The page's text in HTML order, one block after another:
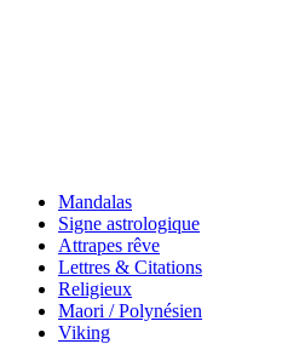
Mandalas
Signe astrologique
Attrapes rêve
Lettres & Citations
Religieux
Maori / Polynésien
Viking